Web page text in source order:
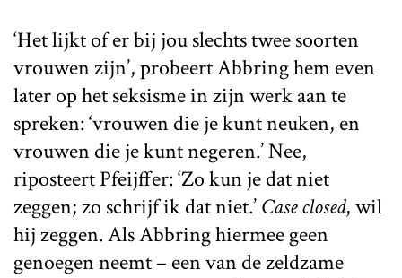
‘Het lijkt of er bij jou slechts twee soorten
vrouwen zijn’, probeert Abbring hem even
later op het seksisme in zijn werk aan te
spreken: ‘vrouwen die je kunt neuken, en
vrouwen die je kunt negeren.’ Nee,
riposteert Pfeijffer: ‘Zo kun je dat niet
zeggen; zo schrijf ik dat niet.’Case closed, wil
hij zeggen. Als Abbring hiermee geen
genoegen neemt – een van de zeldzame